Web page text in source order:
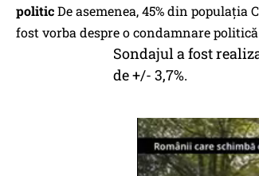
politicDe asemenea, 45% din
fost vorba despre o condamnare
Sondajul a fost
de +/- 3,7%.